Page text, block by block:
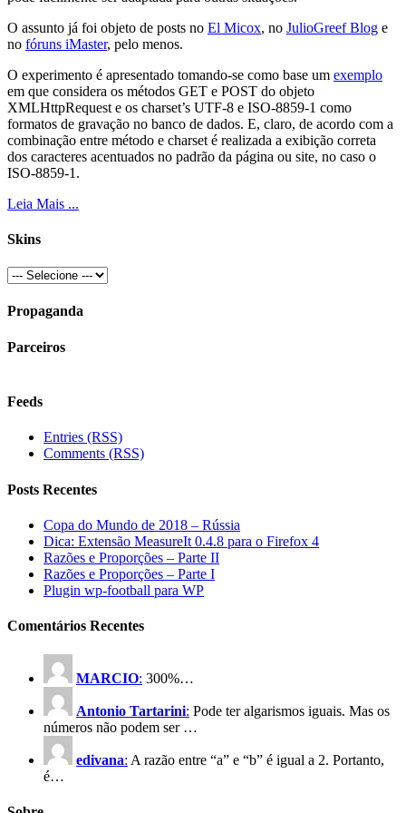
O assunto já foi objeto de posts no El Micox, no JulioGreef Blog e
no fóruns iMaster, pelo menos.
O experimento é apresentado tomando-se como base um exemplo
em que considera os métodos GET e POST do objeto
XMLHttpRequest e os charset’s UTF-8 e ISO-8859-1 como
formatos de gravação no banco de dados. E, claro, de acordo com a
combinação entre método e charset é realizada a exibição correta
dos caracteres acentuados no padrão da página ou site, no caso o
ISO-8859-1.
Leia Mais ...
Skins
Propaganda
Parceiros
Feeds
Entries (RSS)
Comments (RSS)
Posts Recentes
Copa do Mundo de 2018 – Rússia
Dica: Extensão MeasureIt 0.4.8 para o Firefox 4
Razões e Proporções – Parte II
Razões e Proporções – Parte I
Plugin wp-football para WP
Comentários Recentes
MARCIO: 300%…
Antonio Tartarini: Pode ter algarismos iguais. Mas os
números não podem ser …
edivana: A razão entre “a” e “b” é igual a 2. Portanto,
é…